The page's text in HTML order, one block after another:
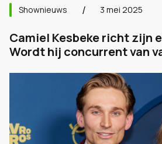
Shownieuws 3 mei 2025
Camiel Kesbeke richt zijn
Wordt hij concurrent van